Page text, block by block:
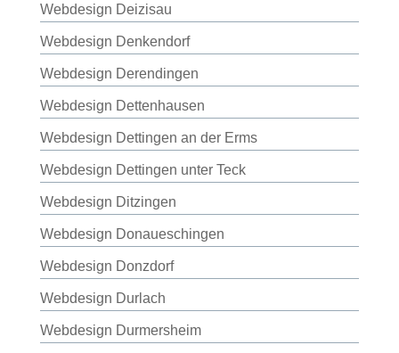
Webdesign Deizisau
Webdesign Denkendorf
Webdesign Derendingen
Webdesign Dettenhausen
Webdesign Dettingen an der Erms
Webdesign Dettingen unter Teck
Webdesign Ditzingen
Webdesign Donaueschingen
Webdesign Donzdorf
Webdesign Durlach
Webdesign Durmersheim